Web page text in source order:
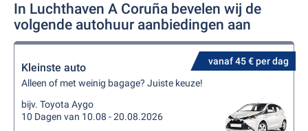
In Luchthaven A Coruña bevelen wij de
volgende autohuur aanbiedingen aan
vanaf 45 € per dag
Kleinste auto
Alleen of met weinig bagage? Juiste keuze!
bijv. Toyota Aygo
10 Dagen van 10.08 - 20.08.2026